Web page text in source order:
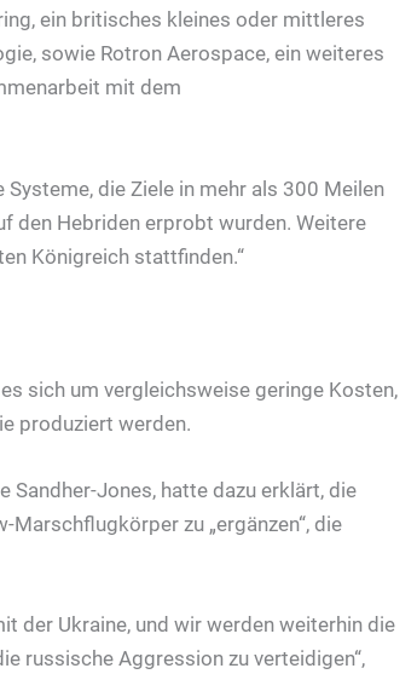
ein britisches kleines oder mittleres
sowie Rotron Aerospace, ein weiteres
mit dem
die Ziele in mehr als 300 Meilen
den Hebriden erprobt wurden. Weitere
Königreich stattfinden.“
sich um vergleichsweise geringe Kosten,
produziert werden.
Jones, hatte dazu erklärt, die
zu „ergänzen“, die
der Ukraine, und wir werden weiterhin die
russische Aggression zu verteidigen“,